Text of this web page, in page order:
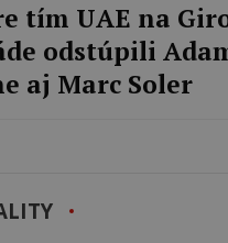
tím UAE na
odstúpili
aj Marc Soler